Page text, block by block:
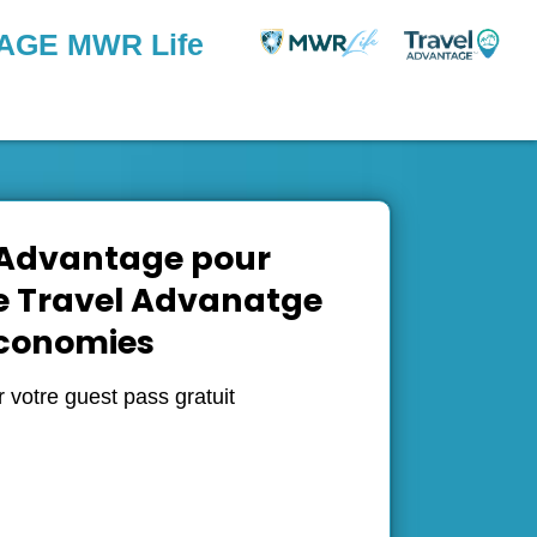
MWR Life
pour
Advanatge
votre guest pass gratuit